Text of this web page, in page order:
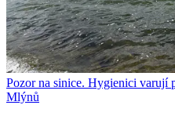
Pozor na sinice. Hygienici varují
Mlýnů